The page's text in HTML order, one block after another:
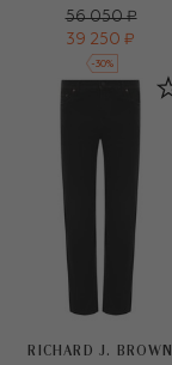
56 050 ₽
39 250 ₽
-30%
RICHARD J. BROWN